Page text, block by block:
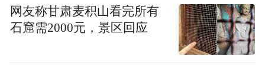
网友称甘肃麦积山看完所有
石窟需2000元，景区回应